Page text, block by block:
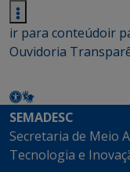
ir para conteúdoir
Ouvidoria
SEMADESC
Secretaria de Meio
Tecnologia e